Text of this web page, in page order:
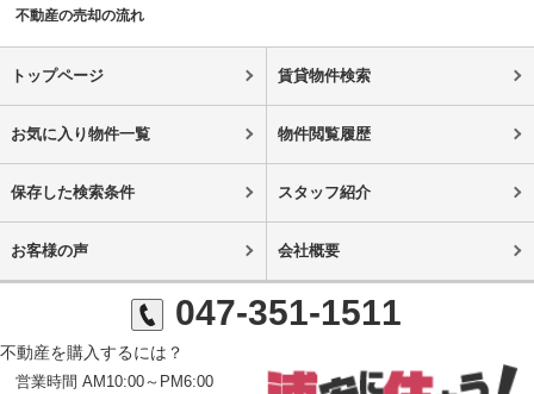
不動産の売却の流れ
トップページ 賃貸物件検索
お気に入り物件一覧 物件閲覧履歴
保存した検索条件 スタッフ紹介
お客様の声 会社概要
047-351-1511
不動産を購入するには？
営業時間 AM10:00～PM6:00